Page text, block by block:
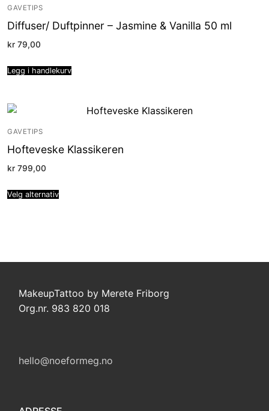
GAVETIPS
Diffuser/ Duftpinner – Jasmine & Vanilla 50 ml
kr 79,00
Legg i handlekurv
GAVETIPS
Hofteveske Klassikeren
kr 799,00
Velg alternativ
MakeupTattoo by Merete Friborg
Org.nr. 983 820 018
hello@noeformeg.no